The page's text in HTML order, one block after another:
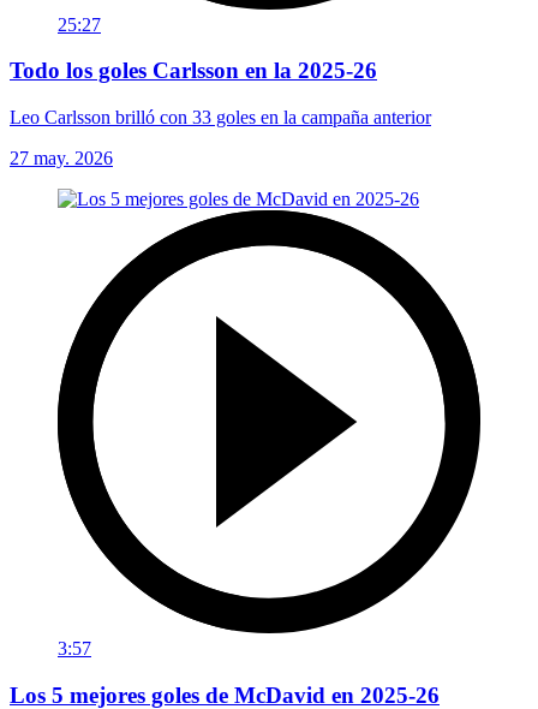
25:27
Todo los goles Carlsson en la 2025-26
Leo Carlsson brilló con 33 goles en la campaña anterior
27 may. 2026
3:57
Los 5 mejores goles de McDavid en 2025-26